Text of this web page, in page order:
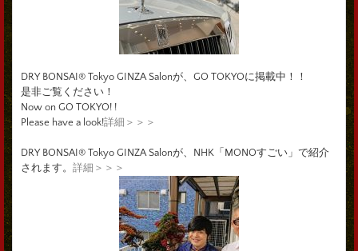
DRY BONSAI® Tokyo GINZA Salonが、GO TOKYOに掲載中！！
是非ご覧ください！
Now on GO TOKYO! !
Please have a look!詳細＞＞＞
DRY BONSAI® Tokyo GINZA Salonが、NHK「MONOすごい」で紹介
されます。 詳細＞＞＞